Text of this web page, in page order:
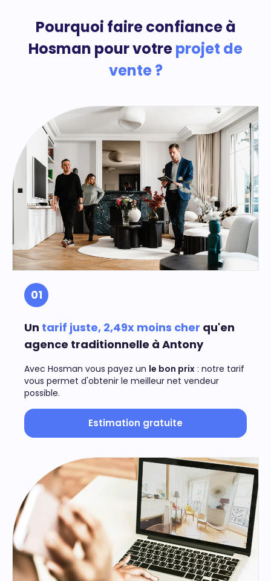
Pourquoi faire confiance à
Hosman pour votreprojet de
vente ?
01
Un tarif juste, 2,49x moins cher qu'en
agence traditionnelle à Antony
Avec Hosman vous payez un le bon prix : notre tarif
vous permet d'obtenir le meilleur net vendeur
possible.
Estimation gratuite